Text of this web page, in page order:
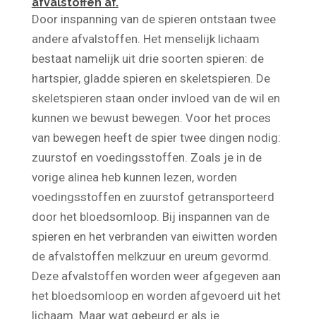
De beste massages voeren drie
afvalstoffen af.
Door inspanning van de spieren ontstaan twee
andere afvalstoffen. Het menselijk lichaam
bestaat namelijk uit drie soorten spieren: de
hartspier, gladde spieren en skeletspieren. De
skeletspieren staan onder invloed van de wil en
kunnen we bewust bewegen. Voor het proces
van bewegen heeft de spier twee dingen nodig:
zuurstof en voedingsstoffen. Zoals je in de
vorige alinea heb kunnen lezen, worden
voedingsstoffen en zuurstof getransporteerd
door het bloedsomloop. Bij inspannen van de
spieren en het verbranden van eiwitten worden
de afvalstoffen melkzuur en ureum gevormd.
Deze afvalstoffen worden weer afgegeven aan
het bloedsomloop en worden afgevoerd uit het